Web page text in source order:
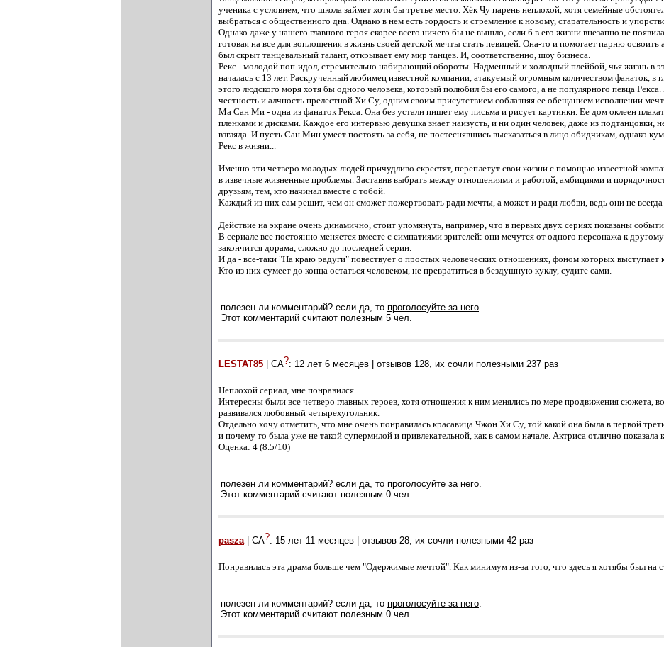
ученика с условием, что школа займет хотя бы третье место. Хёк Чу парень неплохой, хотя семейные
выбраться с общественного дна. Однако в нем есть гордость и стремление к новому, старательность и
Однако даже у нашего главного героя скорее всего ничего бы не вышло, если б в его жизни внезапно не
готовая на все для воплощения в жизнь своей детской мечты стать певицей. Она-то и помогает парню освоить
был скрыт танцевальный талант, открывает ему мир танцев. И, соответственно, шоу бизнеса.
Рекс - молодой поп-идол, стремительно набирающий обороты. Надменный и холодный плейбой, чья жизнь в
началась с 13 лет. Раскрученный любимец известной компании, атакуемый огромным количеством фанаток, в
этого людского моря хотя бы одного человека, который полюбил бы его самого, а не популярного певца
честность и алчность прелестной Хи Су, одним своим присутствием соблазняя ее обещанием исполнении
Ма Сан Ми - одна из фанаток Рекса. Она без устали пишет ему письма и рисует картинки. Ее дом оклеен
пленками и дисками. Каждое его интервью девушка знает наизусть, и ни один человек, даже из подтанцовки,
взгляда. И пусть Сан Мин умеет постоять за себя, не постеснявшись высказаться в лицо обидчикам, однако
Рекс в жизни...
Именно эти четверо молодых людей причудливо скрестят, переплетут свои жизни с помощью известной
в извечные жизненные проблемы. Заставив выбрать между отношениями и работой, амбициями и
друзьям, тем, кто начинал вместе с тобой.
Каждый из них сам решит, чем он сможет пожертвовать ради мечты, а может и ради любви, ведь они не
Действие на экране очень динамично, стоит упомянуть, например, что в первых двух сериях показаны
В сериале все постоянно меняется вместе с симпатиями зрителей: они мечутся от одного персонажа к
закончится дорама, сложно до последней серии.
И да - все-таки "На краю радуги" повествует о простых человеческих отношениях, фоном которых
Кто из них сумеет до конца остаться человеком, не превратиться в бездушную куклу, судите сами.
полезен ли комментарий? если да, то проголосуйте за него.
Этот комментарий считают полезным 5 чел.
LESTAT85 | СА?: 12 лет 6 месяцев | отзывов 128, их сочли полезными 237 раз
Неплохой сериал, мне понравился.
Интересны были все четверо главных героев, хотя отношения к ним менялись по мере продвижения сюжета,
развивался любовный четырехугольник.
Отдельно хочу отметить, что мне очень понравилась красавица Чжон Хи Су, той какой она была в первой
и почему то была уже не такой супермилой и привлекательной, как в самом начале. Актриса отлично показала
Оценка: 4 (8.5/10)
полезен ли комментарий? если да, то проголосуйте за него.
Этот комментарий считают полезным 0 чел.
pasza| СА?: 15 лет 11 месяцев | отзывов 28, их сочли полезными 42 раз
Понравилась эта драма больше чем "Одержимые мечтой". Как минимум из-за того, что здесь я хотябы был на
полезен ли комментарий? если да, то проголосуйте за него.
Этот комментарий считают полезным 0 чел.